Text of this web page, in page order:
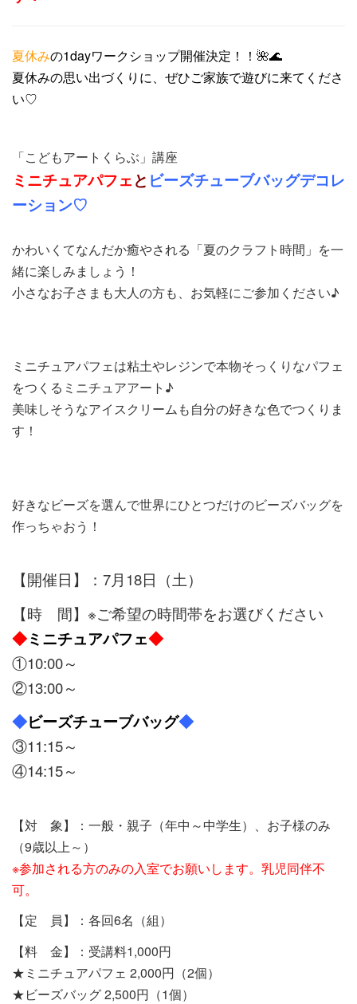
夏休みの1dayワークショップ開催決定！！🌺🌊
夏休みの思い出づくりに、ぜひご家族で遊びに来てくださ
い♡
「こどもアートくらぶ」講座
ミニチュアパフェと ビーズチューブバッグデコレ
ーション♡
かわいくてなんだか癒やされる「夏のクラフト時間」を一
緒に楽しみましょう！
小さなお子さまも大人の方も、お気軽にご参加ください♪
ミニチュアパフェは粘土やレジンで本物そっくりなパフェ
をつくるミニチュアアート♪
美味しそうなアイスクリームも自分の好きな色でつくりま
す！
好きなビーズを選んで世界にひとつだけのビーズバッグを
作っちゃおう！
【開催日】：7月18日（土）
【時 間】※ご希望の時間帯をお選びください
◆ミニチュアパフェ◆
①10:00～
②13:00～
◆ビーズチューブバッグ◆
③11:15～
④14:15～
【対 象】：一般・親子（年中～中学生）、お子様のみ
（9歳以上～）
※参加される方のみの入室でお願いします。乳児同伴不
可。
【定 員】：各回6名（組）
【料 金】：受講料1,000円
★ミニチュアパフェ 2,000円（2個）
★ビーズバッグ 2,500円（1個）